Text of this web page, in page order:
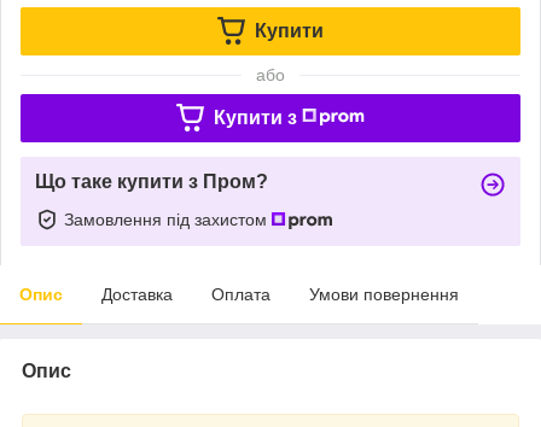
Купити
або
Купити з
Що таке купити з Пром?
Замовлення під захистом
Опис Доставка Оплата Умови повернення
Опис